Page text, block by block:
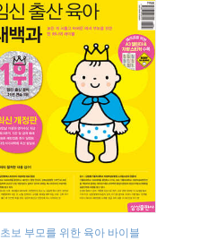
초보 부모를 위한 육아 바이블